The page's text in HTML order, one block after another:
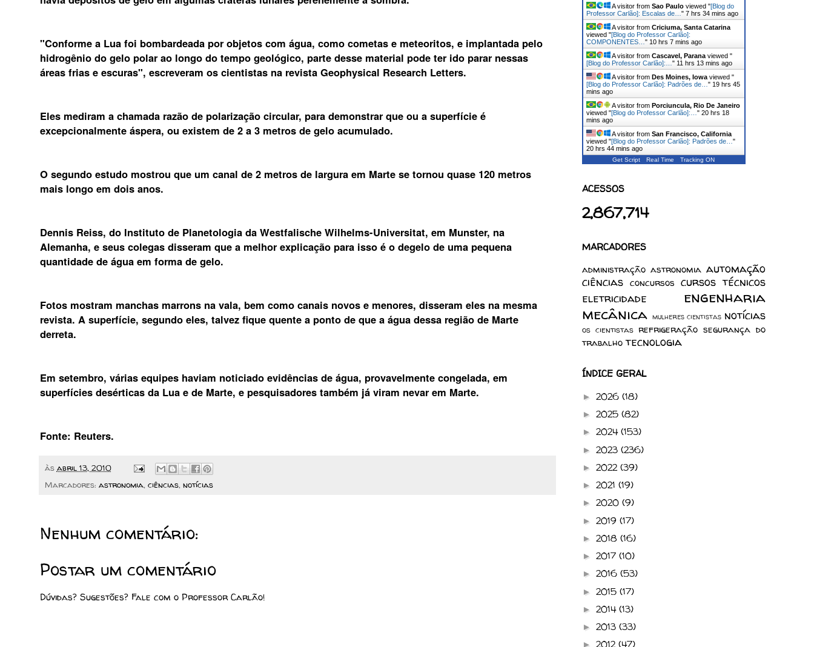
"Conforme a Lua foi bombardeada por objetos com água, como cometas e meteoritos, e implantada pelo
hidrogênio do gelo polar ao longo do tempo geológico, parte desse material pode ter ido parar nessas
áreas frias e escuras", escreveram os cientistas na revista Geophysical Research Letters.
Eles mediram a chamada razão de polarização circular, para demonstrar que ou a superfície é
excepcionalmente áspera, ou existem de 2 a 3 metros de gelo acumulado.
O segundo estudo mostrou que um canal de 2 metros de largura em Marte se tornou quase 120 metros
mais longo em dois anos.
Dennis Reiss, do Instituto de Planetologia da Westfalische Wilhelms-Universitat, em Munster, na
Alemanha, e seus colegas disseram que a melhor explicação para isso é o degelo de uma pequena
quantidade de água em forma de gelo.
Fotos mostram manchas marrons na vala, bem como canais novos e menores, disseram eles na mesma
revista. A superfície, segundo eles, talvez fique quente a ponto de que a água dessa região de Marte
derreta.
Em setembro, várias equipes haviam noticiado evidências de água, provavelmente congelada, em
superfícies desérticas da Lua e de Marte, e pesquisadores também já viram nevar em Marte.
Fonte: Reuters.
às abril 13, 2010
Marcadores: astronomia, ciências, notícias
Nenhum comentário:
Postar um comentário
Dúvidas? Sugestões? Fale com o Professor Carlão!
A visitor from Sao Pauloviewed "[Blog do
Professor Carlão]: Escalas de… " 7 hrs 34 mins ago
A visitor from Criciuma, Santa Catarina
viewed "[Blog do Professor Carlão]:
COMPONENTES… " 10 hrs 7 mins ago
A visitor from Cascavel, Paranaviewed "
[Blog do Professor Carlão]:… " 11 hrs 13 mins ago
A visitor from Des Moines, Iowaviewed "
[Blog do Professor Carlão]: Padrões de… " 19 hrs 45
mins ago
A visitor from Porciuncula, Rio De Janeiro
viewed "[Blog do Professor Carlão]:… " 20 hrs 18
mins ago
A visitor from San Francisco, California
viewed "[Blog do Professor Carlão]: Padrões de… "
20 hrs 44 mins ago
Get Script Real Time Tracking ON
ACESSOS
2,867,714
MARCADORES
administração astronomia automação
ciências concursos cursos técnicos
eletricidade
engenharia
mecânica mulheres cientistas notícias
os cientistas refrigeração segurança do
trabalho tecnologia
ÍNDICE GERAL
► 2026 (18)
► 2025 (82)
► 2024(153)
► 2023 (236)
► 2022(39)
► 2021 (19)
► 2020 (9)
► 2019 (17)
► 2018 (16)
► 2017 (10)
► 2016 (53)
► 2015 (17)
► 2014(13)
► 2013 (33)
►